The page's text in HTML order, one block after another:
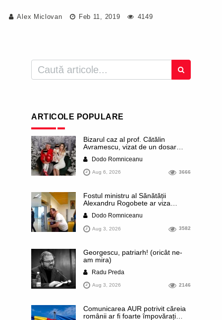
Alex Miclovan Feb 11, 2019 4149
ARTICOLE POPULARE
Bizarul caz al prof. Cătălin
Avramescu, vizat de un dosar
infantilă”. Miroase a execuție
stalinistă. Cea mai imundă parte a
presei publică inclusiv documente
dezvăluite date ultra-personale
ale profesorului, inclusiv
diagnostice și tratamente
Dodo Romniceanu
Aug 6, 2026 3666
Fostul ministru al Sănătății
Alexandru Rogobete ar viza
funcția lui Dominic Fritz de primar
al orașului Timișoara. Pesedistul
publică imagini demne de Coreea
de Nord cu femei din Timișoara
Dodo Romniceanu
Aug 3, 2026 3582
Georgescu, patriarh! (oricât ne-
am mira)
Radu Preda
Aug 3, 2026 2146
Comunicarea AUR potrivit căreia
românii ar fi foarte împovărați